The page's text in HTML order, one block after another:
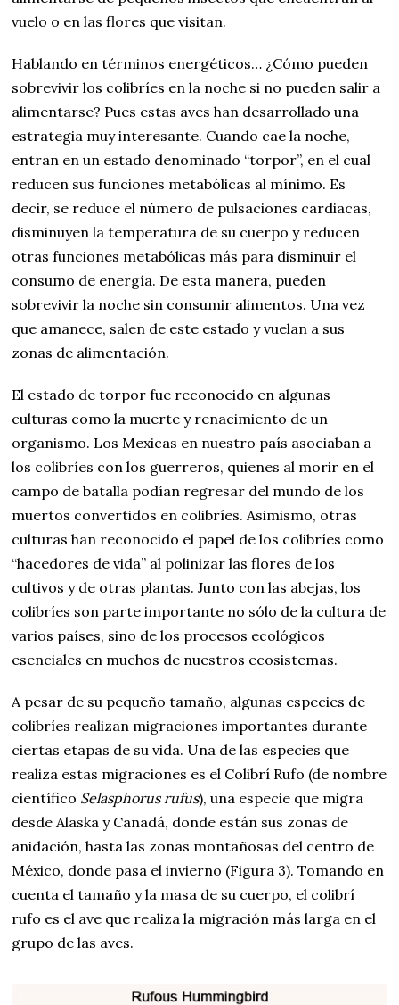
vuelo o en las flores que visitan.
Hablando en términos energéticos… ¿Cómo pueden
sobrevivir los colibríes en la noche si no pueden salir a
alimentarse? Pues estas aves han desarrollado una
estrategia muy interesante. Cuando cae la noche,
entran en un estado denominado “torpor”, en el cual
reducen sus funciones metabólicas al mínimo. Es
decir, se reduce el número de pulsaciones cardiacas,
disminuyen la temperatura de su cuerpo y reducen
otras funciones metabólicas más para disminuir el
consumo de energía. De esta manera, pueden
sobrevivir la noche sin consumir alimentos. Una vez
que amanece, salen de este estado y vuelan a sus
zonas de alimentación.
El estado de torpor fue reconocido en algunas
culturas como la muerte y renacimiento de un
organismo. Los Mexicas en nuestro país asociaban a
los colibríes con los guerreros, quienes al morir en el
campo de batalla podían regresar del mundo de los
muertos convertidos en colibríes. Asimismo, otras
culturas han reconocido el papel de los colibríes como
“hacedores de vida” al polinizar las flores de los
cultivos y de otras plantas. Junto con las abejas, los
colibríes son parte importante no sólo de la cultura de
varios países, sino de los procesos ecológicos
esenciales en muchos de nuestros ecosistemas.
A pesar de su pequeño tamaño, algunas especies de
colibríes realizan migraciones importantes durante
ciertas etapas de su vida. Una de las especies que
realiza estas migraciones es el Colibrí Rufo (de nombre
científico Selasphorus rufus), una especie que migra
desde Alaska y Canadá, donde están sus zonas de
anidación, hasta las zonas montañosas del centro de
México, donde pasa el invierno (Figura 3). Tomando en
cuenta el tamaño y la masa de su cuerpo, el colibrí
rufo es el ave que realiza la migración más larga en el
grupo de las aves.